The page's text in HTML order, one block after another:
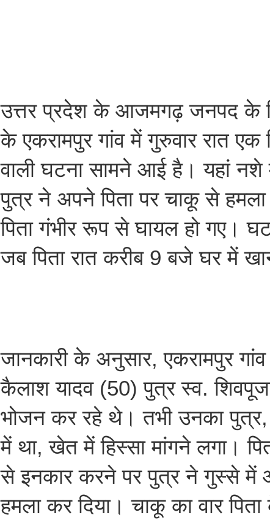
उत्तर प्रदेश के आजमगढ़ जनपद के
के एकरामपुर गांव में गुरुवार रात एक
वाली घटना सामने आई है। यहां
पुत्र ने अपने पिता पर चाकू से
पिता गंभीर रूप से घायल हो गए।
जब पिता रात करीब 9 बजे घर में
जानकारी के अनुसार, एकरामपुर गांव
कैलाश यादव (50) पुत्र स्व.
भोजन कर रहे थे। तभी उनका
में था, खेत में हिस्सा मांगने लगा।
से इनकार करने पर पुत्र ने गुस्से
हमला कर दिया। चाकू का वार